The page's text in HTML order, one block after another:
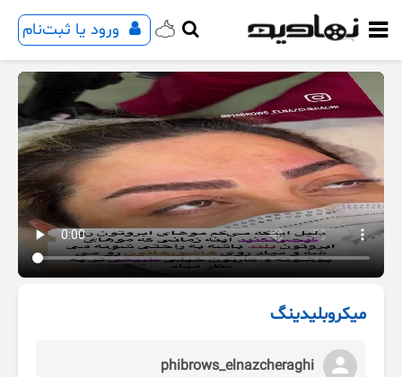
ورود یا ثبت‌نام
میکروبلیدینگ
phibrows_elnazcheraghi